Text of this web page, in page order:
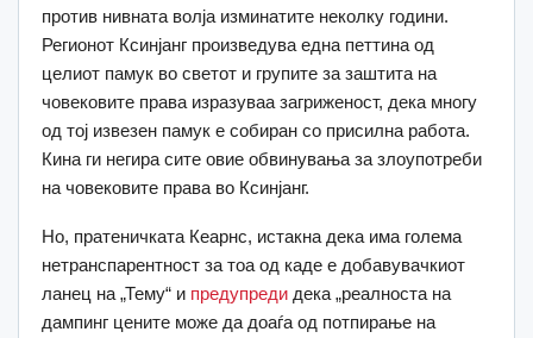
против нивната волја изминатите неколку години.
Регионот Ксинјанг произведува една петтина од
целиот памук во светот и групите за заштита на
човековите права изразуваа загриженост, дека многу
од тој извезен памук е собиран со присилна работа.
Кина ги негира сите овие обвинувања за злоупотреби
на човековите права во Ксинјанг.
Но, пратеничката Кеарнс, истакна дека има голема
нетранспарентност за тоа од каде е добавувачкиот
ланец на „Тему“ и предупреди дека „реалноста на
дампинг цените може да доаѓа од потпирање на